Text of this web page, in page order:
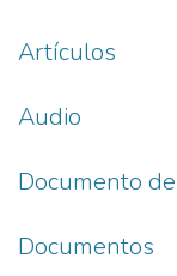
Artículos
Audio
Documento
Documentos